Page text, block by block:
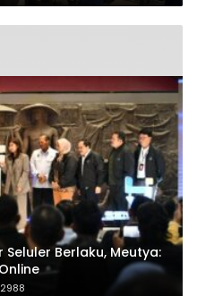
Berlaku, Meutya:
2988